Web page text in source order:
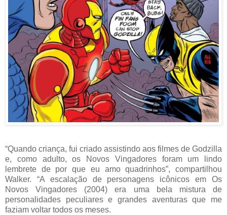
“Quando criança, fui criado assistindo aos filmes de Godzilla
e, como adulto, os Novos Vingadores foram um lindo
lembrete de por que eu amo quadrinhos”, compartilhou
Walker. “A escalação de personagens icônicos em Os
Novos Vingadores (2004) era uma bela mistura de
personalidades peculiares e grandes aventuras que me
faziam voltar todos os meses.